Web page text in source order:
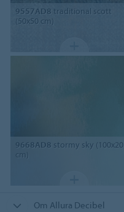
9557AD8 traditional scott
(50x50 cm)
9668AD8 stormy sky (100x20
cm)
Om Allura Decibel